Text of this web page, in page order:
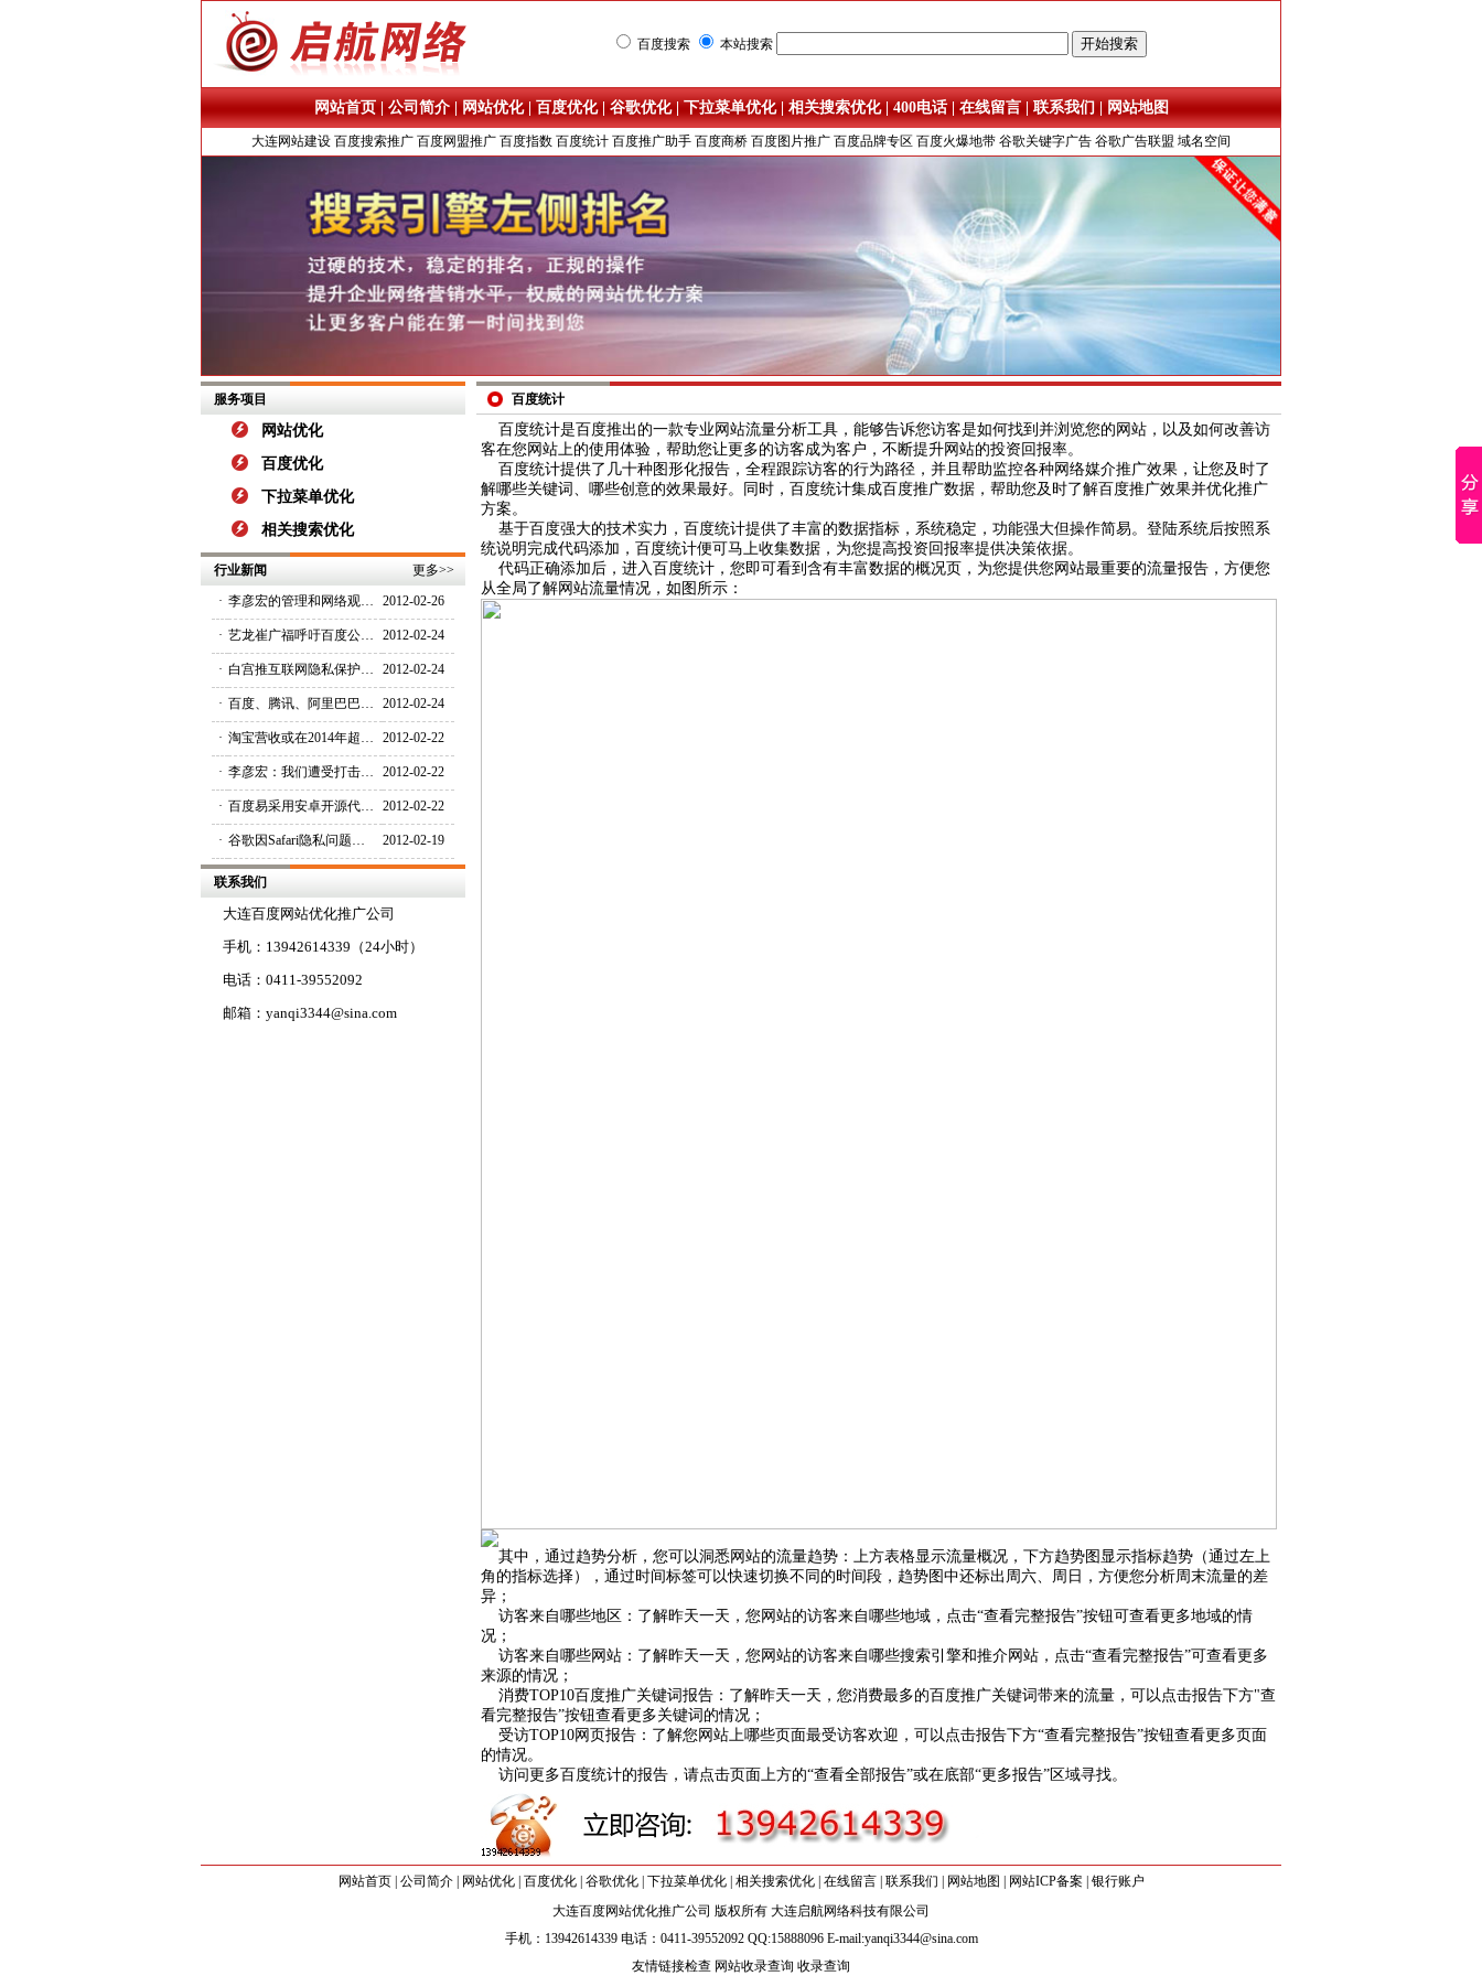
百度搜索 本站搜索
网站首页| 公司简介| 网站优化| 百度优化| 谷歌优化| 下拉菜单优化| 相关搜索优化| 400电话| 在线留言| 联系我们 网站地图
大连网站建设 百度搜索推广 百度网盟推广 百度指数 百度统计 百度推广助手 百度商桥 百度图片推广 百度品牌专区 百度火爆地带 谷歌关键字广告 谷歌广告联盟 域名空间
服务项目
网站优化
百度优化
下拉菜单优化
相关搜索优化
行业新闻 更多>>
· 李彦宏的管理和网络观… 2012-02-26
· 艺龙崔广福呼吁百度公… 2012-02-24
· 白宫推互联网隐私保护… 2012-02-24
· 百度、腾讯、阿里巴巴… 2012-02-24
· 淘宝营收或在2014年超… 2012-02-22
· 李彦宏：我们遭受打击… 2012-02-22
· 百度易采用安卓开源代… 2012-02-22
· 谷歌因Safari隐私问题… 2012-02-19
联系我们
大连百度网站优化推广公司
手机：13942614339（24小时）
电话：0411-39552092
邮箱： yanqi3344@sina.com
百度统计
百度统计是百度推出的一款专业网站流量分析工具，能够告诉您访客是如何找到并浏览您的网站，以及如何改善访
客在您网站上的使用体验，帮助您让更多的访客成为客户，不断提升网站的投资回报率。
百度统计提供了几十种图形化报告，全程跟踪访客的行为路径，并且帮助监控各种网络媒介推广效果，让您及时了
解哪些关键词 、哪些创意的效果最好。同时，百度统计集成百度推广数据，帮助您及时了解百度推广效果并优化推广
方案。
基于百度强大的技术实力，百度统计提供了丰富的数据指标，系统稳定，功能强大但操作简易。登陆系统后按照系
统说明完成代码添加，百度统计便可马上收集数据，为您提高投资回报率提供决策依据。
代码正确添加后，进入百度统计，您即可看到含有丰富数据的概况页，为您提供您网站最重要的流量报告，方便您
从全局了解网站流量情况，如图所示：
其中，通过趋势分析，您可以洞悉网站的流量趋势：上方表格显示流量概况，下方趋势图显示指标趋势（通过左上
角的指标选择），通过时间标签可以快速切换不同的时间段，趋势图中还标出周六、周日，方便您分析周末流量的差
异；
访客来自哪些地区：了解昨天一天，您网站的访客来自哪些地域，点击“查看完整报告”按钮可查看更多地域的情
况；
访客来自哪些网站：了解昨天一天，您网站的访客来自哪些搜索引擎和推介网站，点击“查看完整报告”可查看更多
来源的情况；
消费TOP10百度推广关键词 报告：了解昨天一天，您消费最多的百度推广关键词 带来的流量，可以点击报告下方"查
看完整报告”按钮查看更多关键词 的情况；
受访TOP10网页报告：了解您网站上哪些页面最受访客欢迎，可以点击报告下方“查看完整报告”按钮查看更多页面
的情况。
访问更多百度统计的报告，请点击页面上方的“查看全部报告”或在底部“更多报告”区域寻找。
网站首页| 公司简介| 网站优化| 百度优化| 谷歌优化| 下拉菜单优化| 相关搜索优化| 在线留言| 联系我们 网站地图 网站ICP备案
银行账户
大连百度网站优化推广公司 版权所有 大连启航网络科技有限公司
手机：13942614339 电话：0411-39552092 QQ:15888096 E-mail:yanqi3344@sina.com
友情链接检查 网站收录查询 收录查询